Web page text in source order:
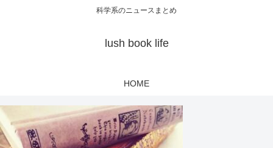
科学系のニュースまとめ
lush book life
HOME